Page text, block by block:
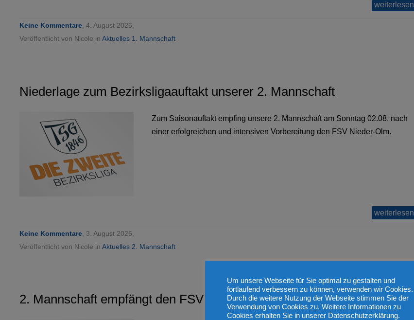
weiterlesen
Keine Kommentare, 4. August 2026,
Veröffentlicht von Nicole inAktuelles 1. Mannschaft
Niederlage zum Bezirksligaauftakt unserer 2. Mannschaft
Zum Saisonauftakt empfing unsere 2. Mannschaft am Sonntag 02.08. nach
einer erfolgreichen und intensiven Vorbereitung den FSV Nieder-Olm.
weiterlesen
Keine Kommentare , 3. August 2026,
Veröffentlicht von Nicole inAktuelles 2. Mannschaft
2. Mannschaft empfängt den FSV Nieder-Olm
Um unsere Webseite für Sie optimal zu gestalten und
fortlaufend verbessern zu können, verwenden wir Cookies.
Durch die weitere Nutzung der Webseite stimmen Sie der
Verwendung von Cookies zu. Weitere Informationen zu
Cookies erhalten Sie in unserer Datenschutzerklärung.